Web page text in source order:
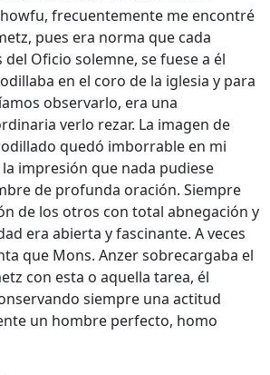
frecuentemente me encontré
pues era norma que cada
Oficio solemne, se fuese a él
en el coro de la iglesia y para
observarlo, era una
verlo rezar. La imagen de
quedó imborrable en mi
impresión que nada pudiese
de profunda oración. Siempre
de los otros con total abnegación y
era abierta y fascinante. A veces
que Mons. Anzer sobrecargaba el
con esta o aquella tarea, él
siempre una actitud
un hombre perfecto, homo